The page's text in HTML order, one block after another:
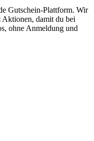
Gutschein-Plattform. Wir
Aktionen, damit du bei
ohne Anmeldung und